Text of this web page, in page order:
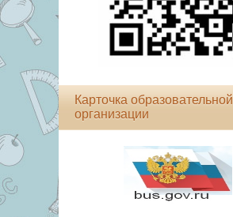
Карточка образовательной
организации